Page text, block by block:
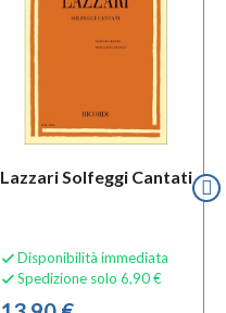
Lazzari Solfeggi Cantati
 Disponibilità immediata
 Spedizione solo 6,90 €